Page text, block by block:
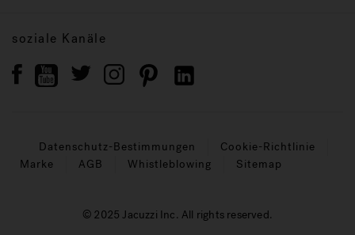
soziale Kanäle
Datenschutz-Bestimmungen
Cookie-Richtlinie
Marke
AGB Whistleblowing Sitemap
© 2025 Jacuzzi Inc. All rights reserved.